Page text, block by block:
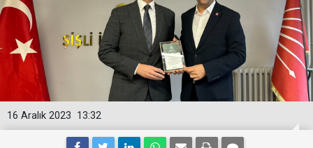
13:32
16 Aralık 2023